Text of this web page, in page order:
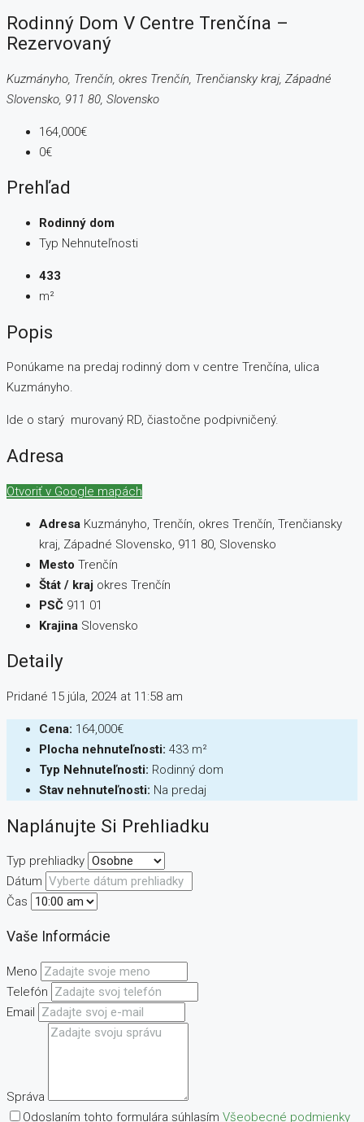
Rodinný Dom V Centre Trenčína –
Rezervovaný
Kuzmányho, Trenčín, okres Trenčín, Trenčiansky kraj, Západné
Slovensko, 911 80, Slovensko
164,000€
0€
Prehľad
Rodinný dom
Typ Nehnuteľnosti
433
m²
Popis
Ponúkame na predaj rodinný dom v centre Trenčína, ulica
Kuzmányho.
Ide o starý murovaný RD, čiastočne podpivničený.
Adresa
Otvoriť v Google mapách
Adresa Kuzmányho, Trenčín, okres Trenčín, Trenčiansky
kraj, Západné Slovensko, 911 80, Slovensko
Mesto Trenčín
Štát / kraj okres Trenčín
PSČ 911 01
Krajina Slovensko
Detaily
Pridané 15 júla, 2024 at 11:58 am
Cena: 164,000€
Plocha nehnuteľnosti: 433 m²
Typ Nehnuteľnosti: Rodinný dom
Stav nehnuteľnosti: Na predaj
Naplánujte Si Prehliadku
Typ prehliadky
Dátum
Čas
Vaše Informácie
Meno
Telefón
Email
Správa
Odoslaním tohto formulára súhlasím Všeobecné podmienky